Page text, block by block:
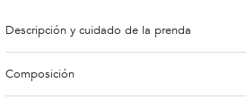
Descripción y cuidado de la prenda
Composición